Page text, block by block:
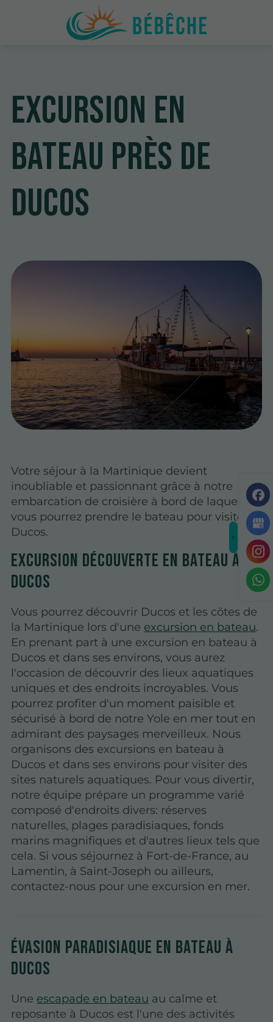
Excursion en
bateau près de
Ducos
Votre séjour à la Martinique devient
inoubliable et passionnant grâce à notre
embarcation de croisière à bord de laquelle
vous pourrez prendre le bateau pour visiter
Ducos.
Excursion découverte en bateau à
Ducos
Vous pourrez découvrir Ducos et les côtes de
la Martinique lors d'une excursion en bateau.
En prenant part à une excursion en bateau à
Ducos et dans ses environs, vous aurez
l'occasion de découvrir des lieux aquatiques
uniques et des endroits incroyables. Vous
pourrez profiter d'un moment paisible et
sécurisé à bord de notre Yole en mer tout en
admirant des paysages merveilleux. Nous
organisons des excursions en bateau à
Ducos et dans ses environs pour visiter des
sites naturels aquatiques. Pour vous divertir,
notre équipe prépare un programme varié
composé d'endroits divers: réserves
naturelles, plages paradisiaques, fonds
marins magnifiques et d'autres lieux tels que
cela. Si vous séjournez à Fort-de-France, au
Lamentin, à Saint-Joseph ou ailleurs,
contactez-nous pour une excursion en mer.
Évasion paradisiaque en bateau à
Ducos
Une escapade en bateau au calme et
reposante à Ducos est l'une des activités